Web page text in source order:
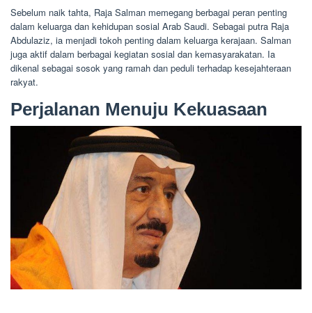
Sebelum naik tahta, Raja Salman memegang berbagai peran penting
dalam keluarga dan kehidupan sosial Arab Saudi. Sebagai putra Raja
Abdulaziz, ia menjadi tokoh penting dalam keluarga kerajaan. Salman
juga aktif dalam berbagai kegiatan sosial dan kemasyarakatan. Ia
dikenal sebagai sosok yang ramah dan peduli terhadap kesejahteraan
rakyat.
Perjalanan Menuju Kekuasaan